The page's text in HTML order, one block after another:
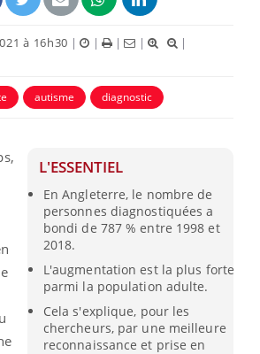
à 16h30 | | | |
|
autisme diagnostic
L'ESSENTIEL
En Angleterre, le nombre de
personnes diagnostiquées a
bondi de 787 % entre 1998 et
2018.
L'augmentation est la plus forte
parmi la population adulte.
Cela s'explique, pour les
chercheurs, par une meilleure
reconnaissance et prise en